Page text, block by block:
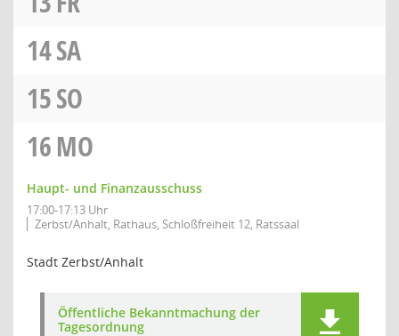
14SA
15SO
16MO
Haupt- und Finanzausschuss
17:00-17:13 Uhr
Zerbst/Anhalt, Rathaus, Schloßfreiheit 12, Ratssaal
Stadt Zerbst/Anhalt
Öffentliche Bekanntmachung der
Tagesordnung